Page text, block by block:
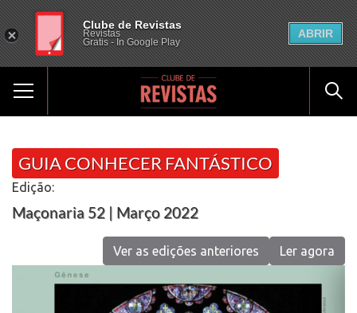
GUIA CONHECER FANTÁSTICO
Edição:
Maçonaria 52 | Março 2022
Ler agora
Ver as edições anteriores
Clube de Revistas
Revistas
Gratis - In Google Play
ABRIR